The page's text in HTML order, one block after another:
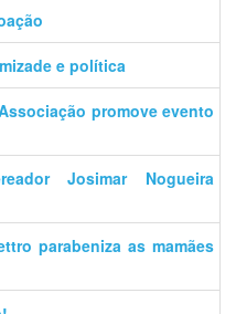
e política
promove evento
Josimar Nogueira
parabeniza as mamães